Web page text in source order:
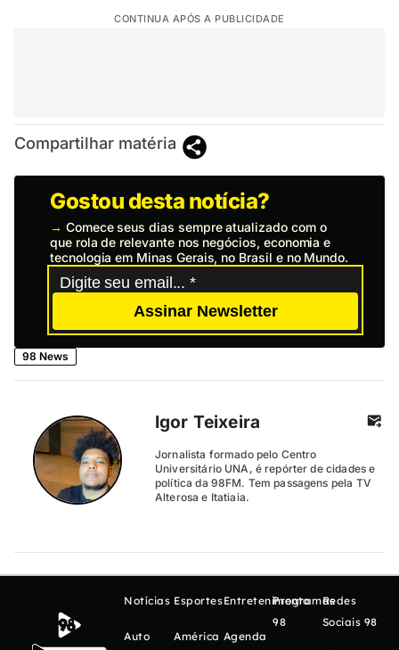
CONTINUA APÓS A PUBLICIDADE
Compartilhar matéria
Gostou desta notícia?
→ Comece seus dias sempre atualizado com o
que rola de relevante nos negócios, economia e
tecnologia em Minas Gerais, no Brasil e no Mundo.
Assinar Newsletter
98 News
Igor Teixeira
Jornalista formado pelo Centro
Universitário UNA, é repórter de cidades e
política da 98FM. Tem passagens pela TV
Alterosa e Itatiaia.
Notícias
Auto
Esportes
América
Entretenimento
Agenda
Programas
98
Redes
Sociais 98